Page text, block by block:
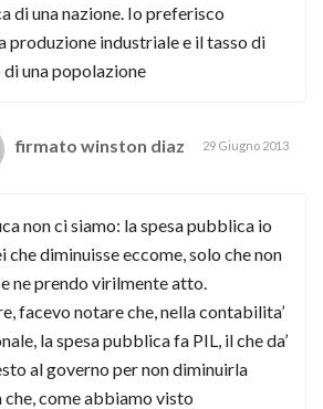
di una nazione. Io preferisco
produzione industriale e il tasso di
una popolazione
firmato winston diaz 29 Giugno 2013
non ci siamo: la spesa pubblica io
che diminuisse eccome, solo che non
ne prendo virilmente atto.
facevo notare che, nella contabilita’
la spesa pubblica fa PIL, il che da’
al governo per non diminuirla
che, come abbiamo visto